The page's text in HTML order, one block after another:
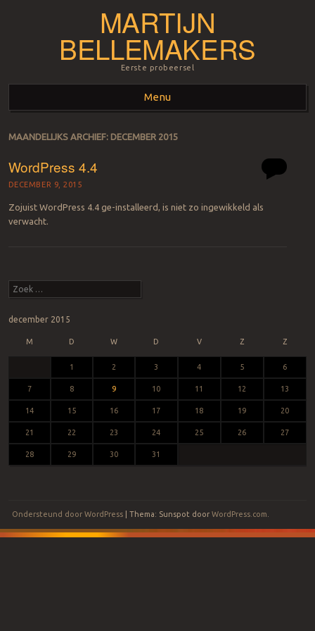
MARTIJN
BELLEMAKERS
Eerste probeersel
Menu
Spring naar inhoud
MAANDELIJKS ARCHIEF: DECEMBER 2015
WordPress 4.4
DECEMBER 9, 2015
Zojuist WordPress 4.4 ge-installeerd, is niet zo ingewikkeld als
verwacht.
Zoeken
december 2015
M D W D V Z Z
1 2 3 4 5 6
7 8 9 10 11 12 13
14 15 16 17 18 19 20
21 22 23 24 25 26 27
28 29 30 31
Ondersteund door WordPress |Thema: Sunspot doorWordPress.com